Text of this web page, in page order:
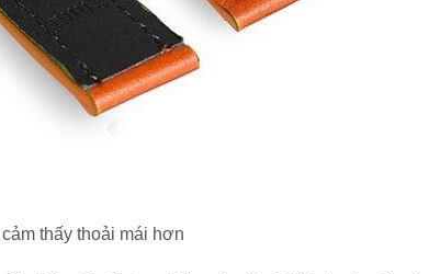
thấy thoải mái hơn